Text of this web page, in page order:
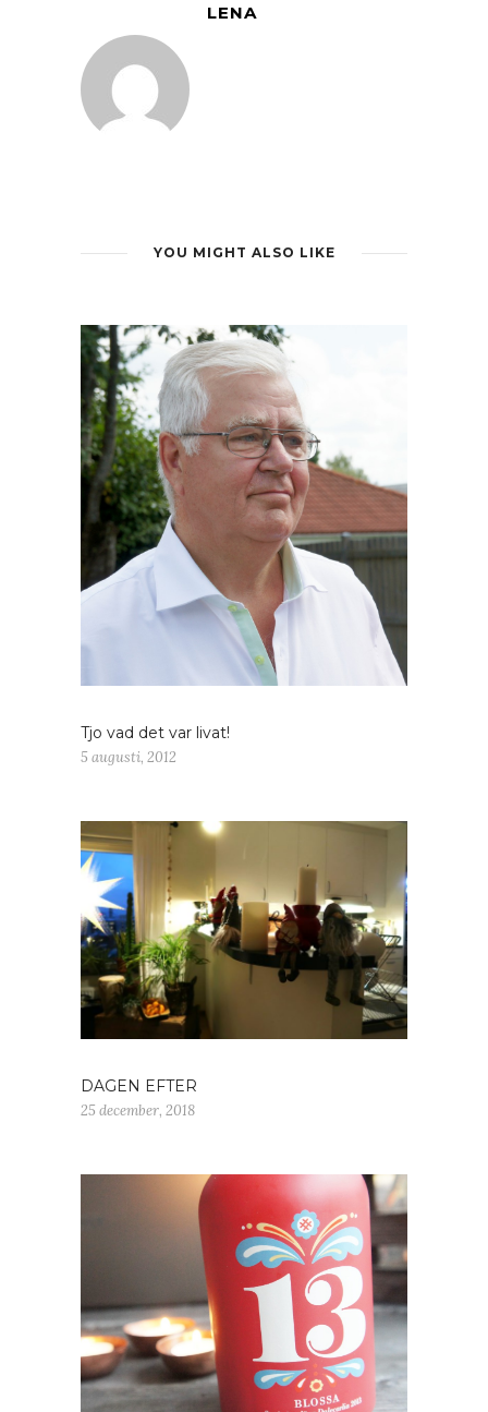
LENA
YOU MIGHT ALSO LIKE
Tjo vad det var livat!
5 augusti, 2012
DAGEN EFTER
25 december, 2018